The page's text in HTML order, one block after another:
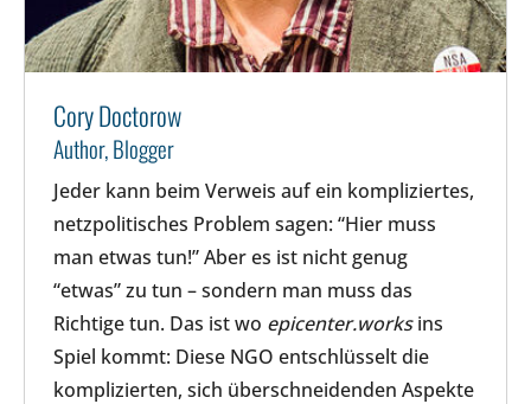
Cory Doctorow
Author, Blogger
Jeder kann beim Verweis auf ein kompliziertes,
netzpolitisches Problem sagen: “Hier muss
man etwas tun!” Aber es ist nicht genug
“etwas” zu tun – sondern man muss das
Richtige tun. Das ist wo epicenter.worksins
Spiel kommt: Diese NGO entschlüsselt die
komplizierten, sich überschneidenden Aspekte